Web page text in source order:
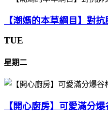
【潮媽的本草綱目】對
TUE
星期二
【開心廚房】可愛滿分